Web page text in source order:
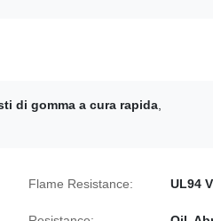
di gomma a cura rapida
Flame Resistance: UL94